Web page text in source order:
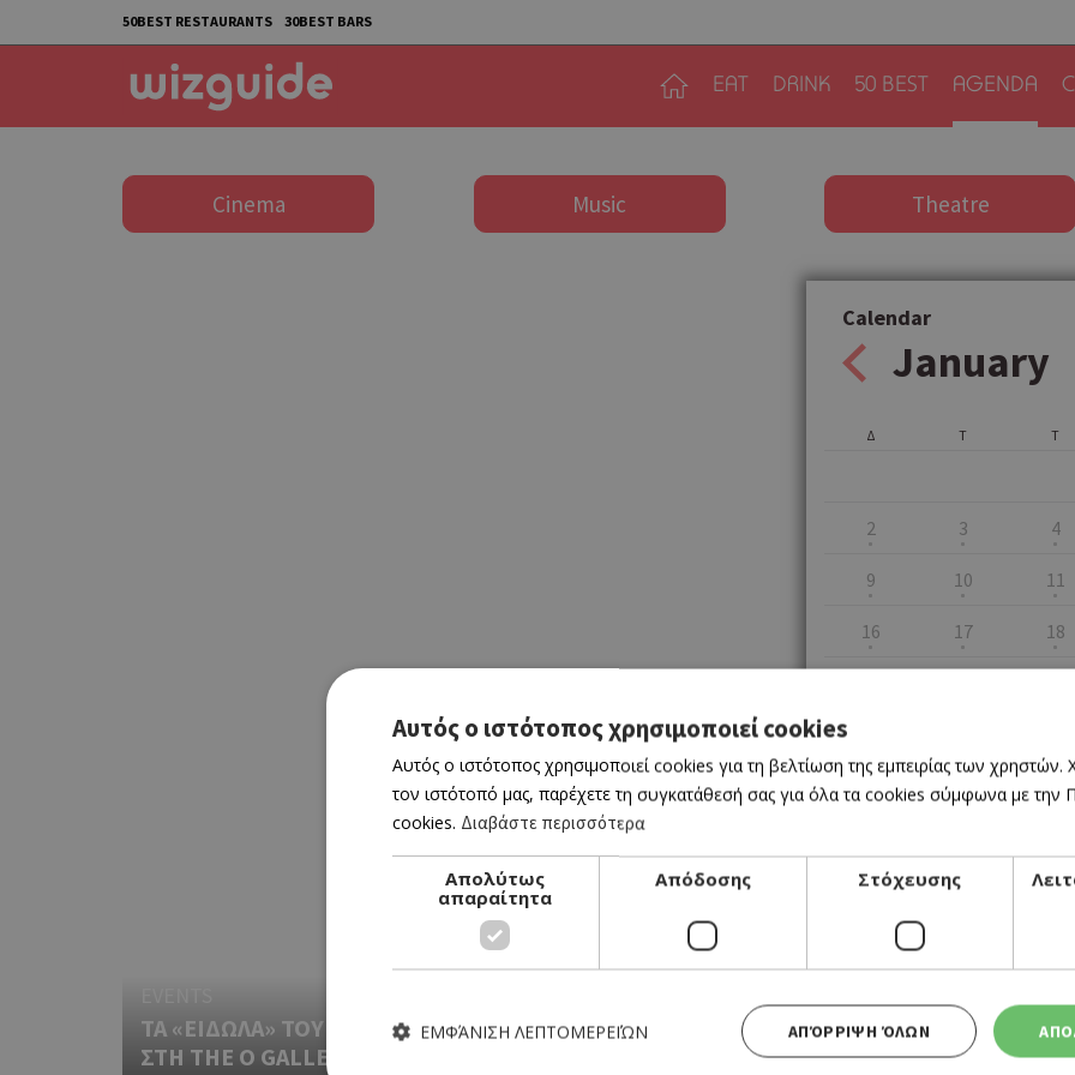
50BEST RESTAURANTS 30BEST BARS
EAT DRINK 50 BEST AGENDA
Cinema Music Theatre
Calendar
January
Δ Τ Τ
2 3 4
9 10 11
16 17 18
ΤΑ «ΕΙΔΩΛΑ» ΤΟΥ ΑΝΔΡΕΑ ΚΑΡΑΓΙΑΝ
ΣΤΗ THE O GALLERY
ΒΡΑΔΙΑ ΕΠΙΤΡΑΠΕΖΙΩΝ ΠΑΙΧΝΙΔΙΩΝ
ΣΤΟ KΑΦΕΝΕΙΟ ΛΕΩΦΟΡΕΙΟ
Αυτός ο ιστότοπος χρησιμοποιεί cookies
Αυτός ο ιστότοπος χρησιμοποιεί cookies για τη βελτίωση της εμπειρίας των χρηστών.
τον ιστότοπό μας, παρέχετε τη συγκατάθεσή σας για όλα τα cookies σύμφωνα με την
cookies. Διαβάστε περισσότερα
Απολύτως
απαραίτητα
Απόδοσης Στόχευσης
ΑΠΌΡΡΙΨΗ ΌΛΩΝ
ΕΜΦΆΝΙΣΗ ΛΕΠΤΟΜΕΡΕΙΏΝ